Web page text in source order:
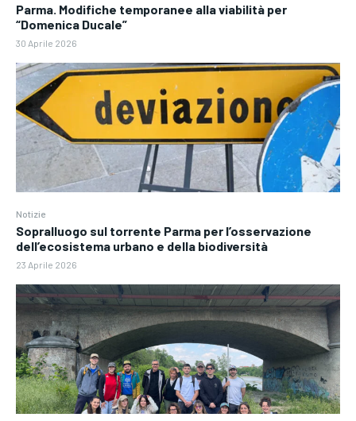
Parma. Modifiche temporanee alla viabilità per
“Domenica Ducale”
30 Aprile 2026
Notizie
Sopralluogo sul torrente Parma per l’osservazione
dell’ecosistema urbano e della biodiversità
23 Aprile 2026